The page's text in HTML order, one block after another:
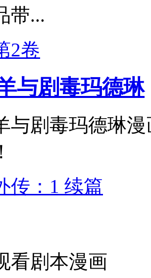
带...
2卷
与剧毒玛德琳
与剧毒玛德琳
传：1 续篇
看剧本漫画